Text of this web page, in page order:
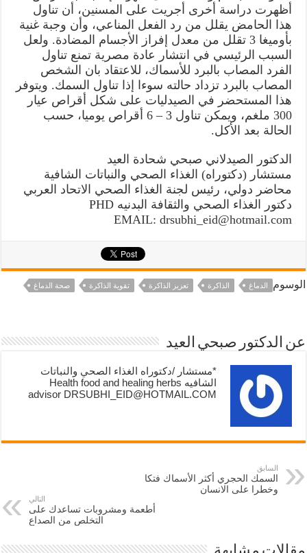
أظهرت دراسة أخرى أجريت على المسنين، أن تناول
هذا الحامض يقلل من رد الفعل المناعي، وأن وجبة غنية
بأوميغا 3 تقلل من معدل إفراز الأجسام المضادة. ولعل
السبب الرئيسي في انتشار عادة مصرية تمنع تناول
الفرد المصاب بالبرد للأسماك، للاعتقاد بان الشخص
المصاب بالبرد تزداد حالته سوءا إذا تناول السمك. ويتوفر
هذا المستحضر في الصيدليات على شكل أقراص عيار
300 ملغم، ويمكن تناول 3 – 6 أقراص يوميا، حسب
الحالة بعد الأكل.
الدكتور الصيدلاني صبحي شحادة العيد
مستشار (دكتوراه) الغذاء الصحي والنباتات الشافية
محاضر دولي، رئيس لجنة الغذاء الصحي الاتحاد العربي
دكتور الغذاء الصحي والثقافة البدنيه PHD
EMAIL: drsubhi_eid@hotmail.com
الوسوم الدماغ الذاكرة تعزيز الذاكرة تقوية الذاكرة صحة الدماغ
عن الدكتور صبحي العيد
*مستشار /دكتوراه الغذاء الصحي والنباتات
الشافيه Health food and healing herbs
advisor DRSUBHI_EID@HOTMAIL.COM
السابق
السمك الحجري أكثر الأسماك فتكا
وخطرا على الانسان
التالي
أطعمة ومشروبات تساعدك على
التخلص من الصداع